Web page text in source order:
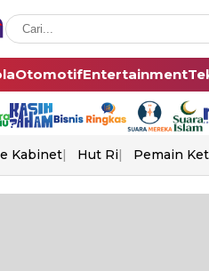
OtomotifEntertainment
Kabinet Hut Ri Pemain